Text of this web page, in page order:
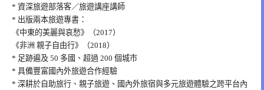
* 資深旅遊部落客／旅遊講座講師
* 出版兩本旅遊專書：
《中東的美麗與哀愁》（2017）
《非洲 親子自由行》（2018）
* 足跡遍及 50 多國、超過 200 個城市
* 具備豐富國內外旅遊合作經驗
* 深耕於自助旅行、親子旅遊、國內外旅宿與多元旅遊體驗之跨平台內